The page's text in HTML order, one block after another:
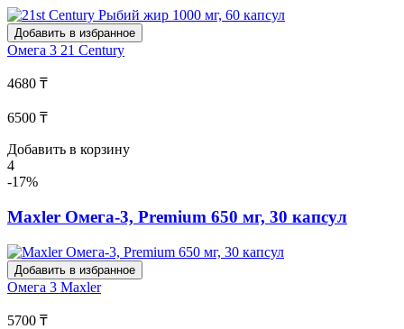
Добавить в избранное
Омега 3 21 Century
4680 ₸
6500 ₸
Добавить в корзину
4
-17%
Maxler Омега-3, Premium 650 мг, 30 капсул
Добавить в избранное
Омега 3 Maxler
5700 ₸